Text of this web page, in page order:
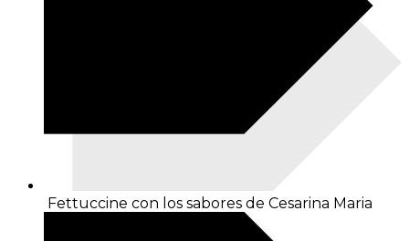
Fettuccine con los sabores de Cesarina Maria